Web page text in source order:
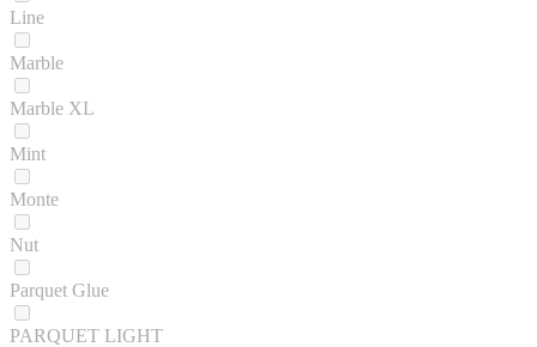
Line
Marble
Marble XL
Mint
Monte
Nut
Parquet Glue
PARQUET LIGHT